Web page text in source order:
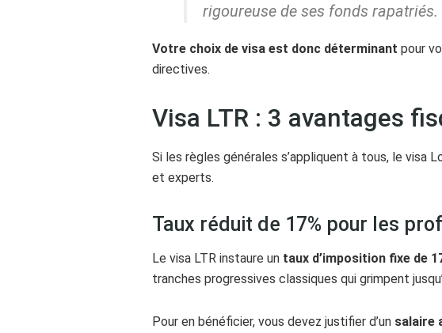
rigoureuse de ses fonds rapatriés.
Votre choix de visa est donc déterminant pour
directives.
Visa LTR : 3 avantages
Si les règles générales s’appliquent à tous, le visa
et experts.
Taux réduit de 17% pour les
Le visa LTR instaure un taux d’imposition fixe de
tranches progressives classiques qui grimpent
Pour en bénéficier, vous devez justifier d’un salaire